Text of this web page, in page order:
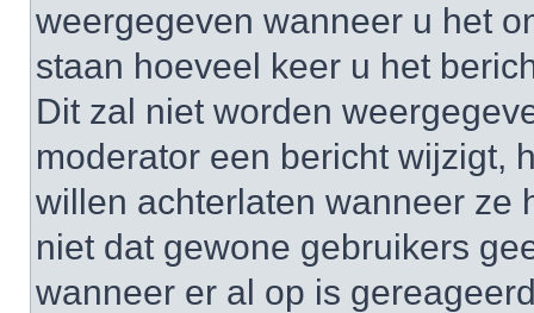
weergegeven wanneer u het
staan hoeveel keer u het
Dit zal niet worden
moderator een bericht wijzigt,
willen achterlaten wanneer ze
niet dat gewone gebruikers
wanneer er al op is